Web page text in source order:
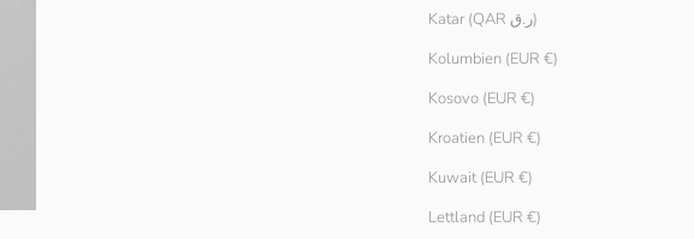
Katar (QAR ر.ق)
Kolumbien (EUR €)
Kosovo (EUR €)
Kroatien (EUR €)
Kuwait (EUR €)
Lettland (EUR €)